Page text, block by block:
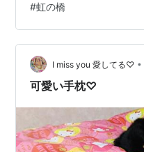
#虹の橋
I miss you 愛してる♡ •
可愛い手枕♡